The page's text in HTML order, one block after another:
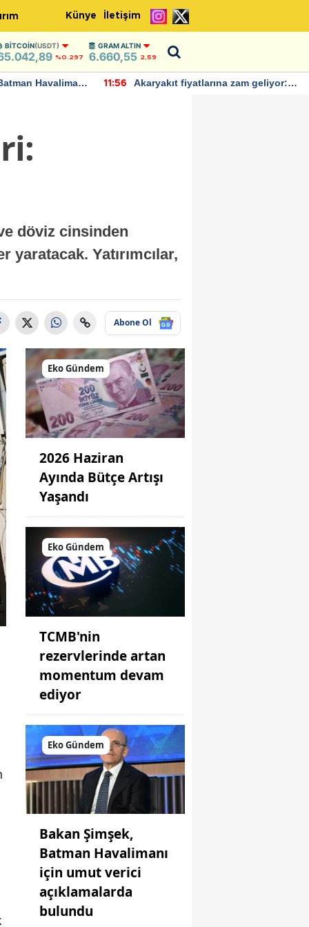
Künye İletişim
BITCOIN(USDT)
%0.297
GRAM ALTIN
6.660,55 2,59
Havalimanı
11:56
Akaryakıt fiyatlarına zam geliyor:
döviz cinsinden
Yatırımcılar,
Abone Ol
Eko Gündem
2026 Haziran
Ayında Bütçe Artışı
Yaşandı
Eko Gündem
TCMB'nin
rezervlerinde artan
momentum devam
ediyor
Eko Gündem
Bakan Şimşek,
Batman Havalimanı
için umut verici
açıklamalarda
bulundu